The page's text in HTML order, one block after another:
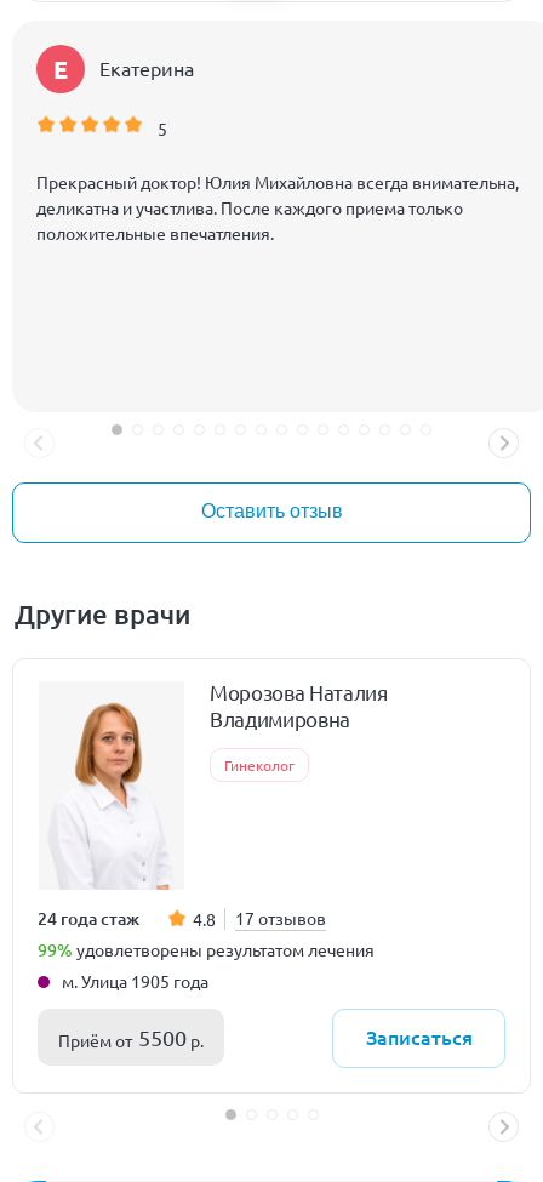
Е Екатерина
5
Прекрасный доктор! Юлия Михайловна всегда внимательна,
деликатна и участлива. После каждого приема только
положительные впечатления.
Оставить отзыв
Другие врачи
Морозова Наталия
Владимировна
Гинеколог
24 года стаж 4.8 17 отзывов
99% удовлетворены результатом лечения
м. Улица 1905 года
Приём от 5500 р. Записаться